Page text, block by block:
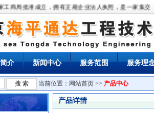
局批准成立，拥有正规企业法人执照，是一家集交
介 新闻中心 服务范围 服务理
当前位置： 网站首页 >> 产品中心
产品详情